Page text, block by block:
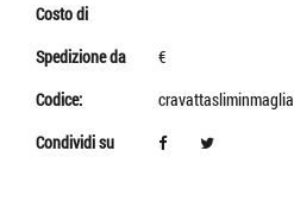
Costo di
Spedizione da
€
Codice:
cravattasliminmaglia
Condividi su